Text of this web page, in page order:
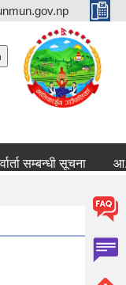
सूचना आ.व.